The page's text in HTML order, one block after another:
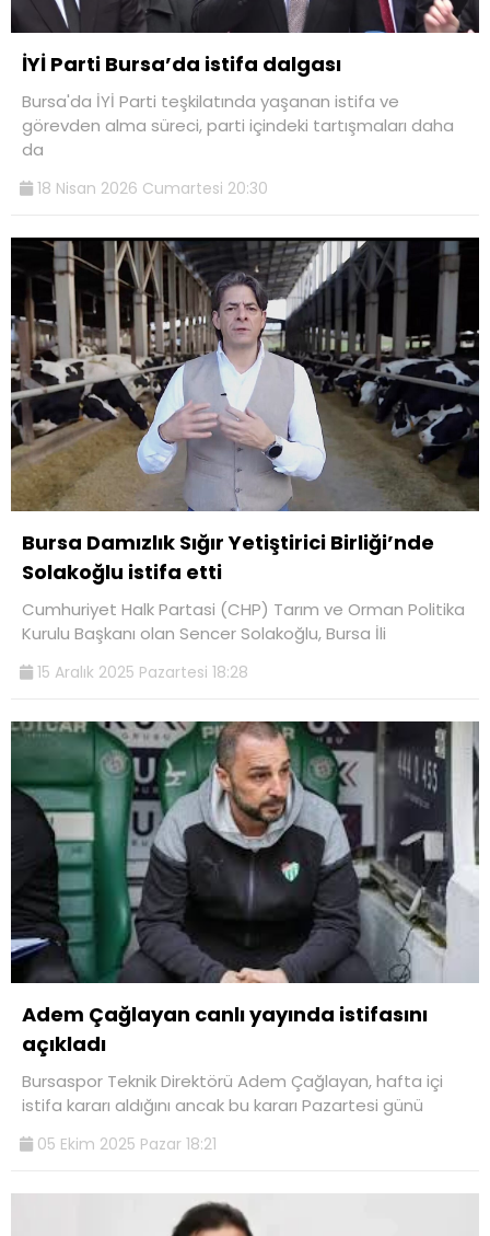
İYİ Parti Bursa’da istifa dalgası
Bursa'da İYİ Parti teşkilatında yaşanan istifa ve
görevden alma süreci, parti içindeki tartışmaları daha
da
18 Nisan 2026 Cumartesi 20:30
Bursa Damızlık Sığır Yetiştirici Birliği’nde
Solakoğlu istifa etti
Cumhuriyet Halk Partasi (CHP) Tarım ve Orman Politika
Kurulu Başkanı olan Sencer Solakoğlu, Bursa İli
15 Aralık 2025 Pazartesi 18:28
Adem Çağlayan canlı yayında istifasını
açıkladı
Bursaspor Teknik Direktörü Adem Çağlayan, hafta içi
istifa kararı aldığını ancak bu kararı Pazartesi günü
05 Ekim 2025 Pazar 18:21